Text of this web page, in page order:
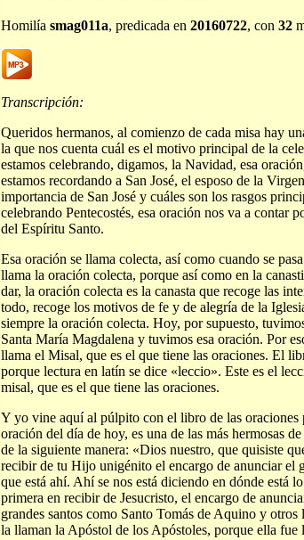
Homilía smag011a, predicada en 20160722, con 32
Transcripción:
Queridos hermanos, al comienzo de cada misa hay
la que nos cuenta cuál es el motivo principal de la
estamos celebrando, digamos, la Navidad, esa
estamos recordando a San José, el esposo de la
importancia de San José y cuáles son los rasgos
celebrando Pentecostés, esa oración nos va a contar
del Espíritu Santo.
Esa oración se llama colecta, así como cuando se
llama la oración colecta, porque así como en la
dar, la oración colecta es la canasta que recoge las
todo, recoge los motivos de fe y de alegría de la
siempre la oración colecta. Hoy, por supuesto,
Santa María Magdalena y tuvimos esa oración. Por
llama el Misal, que es el que tiene las oraciones. El
porque lectura en latín se dice «leccio». Este es el
misal, que es el que tiene las oraciones.
Y yo vine aquí al púlpito con el libro de las oraciones
oración del día de hoy, es una de las más hermosas
de la siguiente manera: «Dios nuestro, que quisiste
recibir de tu Hijo unigénito el encargo de anunciar el
que está ahí. Ahí se nos está diciendo en dónde está
primera en recibir de Jesucristo, el encargo de
grandes santos como Santo Tomás de Aquino y
la llaman la Apóstol de los Apóstoles, porque ella